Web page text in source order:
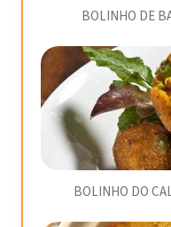
BOLINHO DE
BOLINHO DO